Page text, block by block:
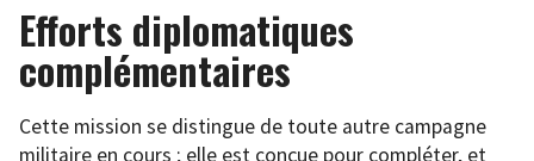
Efforts diplomatiques
complémentaires
Cette mission se distingue de toute autre campagne
militaire en cours ; elle est conçue pour compléter, et